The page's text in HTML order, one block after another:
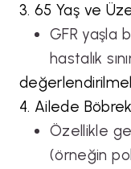
3. 65 Yaş ve
GFR yaşla
hastalık
4. Ailede
Özellikle
(örneğin